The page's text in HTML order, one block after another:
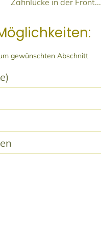
gewünschten Abschnitt